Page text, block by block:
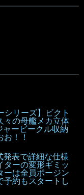
シリーズ】ビクト
々の母艦メカ立体
ャービークル収納
！！
発表で詳細な仕様
ターの変形ギミッ
ーは全員ポージン
予約もスタートし